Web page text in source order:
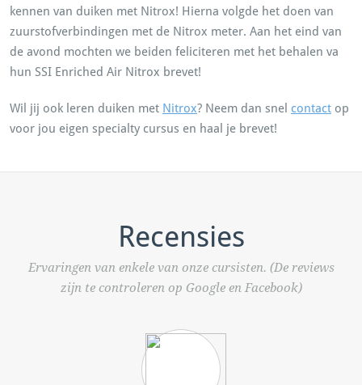
kennen van duiken met Nitrox! Hierna volgde het doen van
zuurstofverbindingen met de Nitrox meter. Aan het eind van
de avond mochten we beiden feliciteren met het behalen va
hun SSI Enriched Air Nitrox brevet!
Wil jij ook leren duiken met Nitrox? Neem dan snel contact op
voor jou eigen specialty cursus en haal je brevet!
Recensies
Ervaringen van enkele van onze cursisten. (De reviews
zijn te controleren op Google en Facebook)